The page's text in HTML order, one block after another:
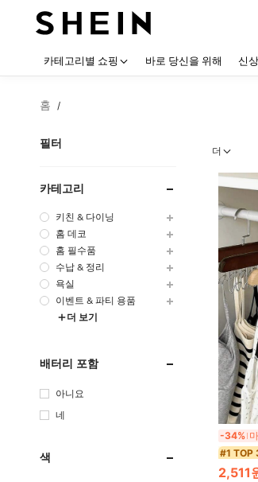
카테고리별 쇼핑 바로 당신을 위해 신
홈 /
필터
카테고리
키친 & 다이닝
홈 데코
홈 필수품
수납 & 정리
욕실
이벤트 & 파티 용품
더 보기
배터리 포함
아니요
네
색
더
-34%
#1 TOP
2,511